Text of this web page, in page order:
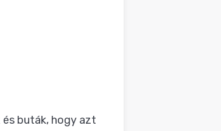
és buták, hogy azt